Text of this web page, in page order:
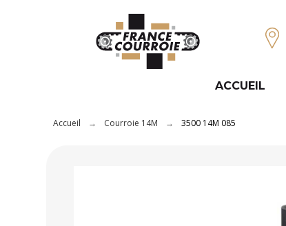
ACCUEIL
Accueil Courroie 14M 3500 14M 085